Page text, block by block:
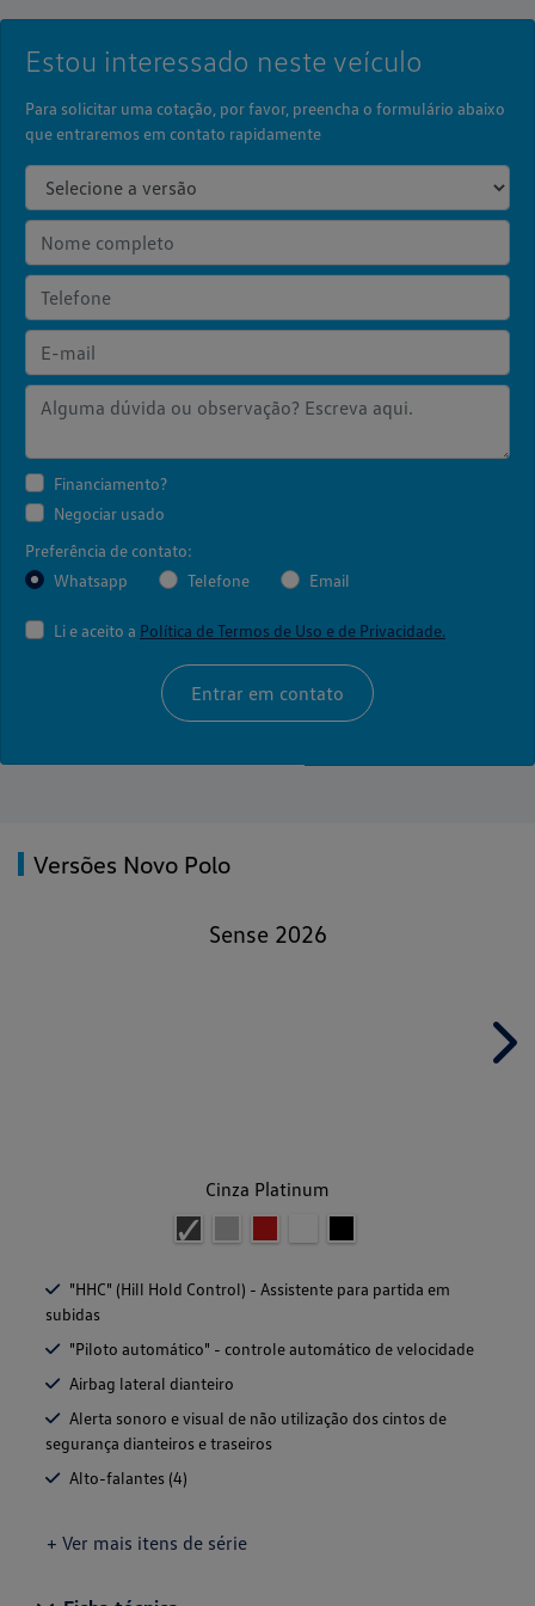
Estou interessado neste veículo
Para solicitar uma cotação, por favor, preencha o formulário abaixo
que entraremos em contato rapidamente
Financiamento?
Negociar usado
Preferência de contato:
Whatsapp
Telefone Email
Li e aceito a Política de Termos de Uso e de Privacidade.
Entrar em contato
Versões Novo Polo
Sense 2026
Cinza Platinum
"HHC" (Hill Hold Control) - Assistente para partida em
subidas
"Piloto automático" - controle automático de velocidade
Airbag lateral dianteiro
Alerta sonoro e visual de não utilização dos cintos de
segurança dianteiros e traseiros
Alto-falantes (4)
+ Ver mais itens de série